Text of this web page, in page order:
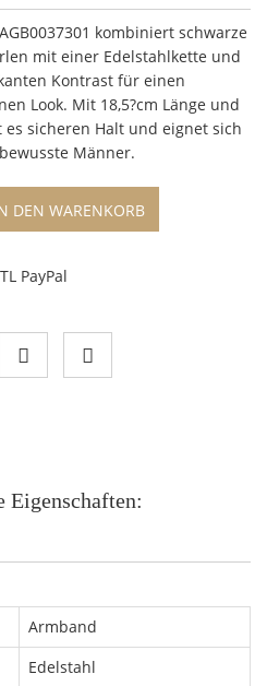
kombiniert schwarze
mit einer Edelstahlkette und
Kontrast für einen
Look. Mit 18,5?cm Länge und
sicheren Halt und eignet sich
Männer.
DEN WARENKORB
Armband
Edelstahl